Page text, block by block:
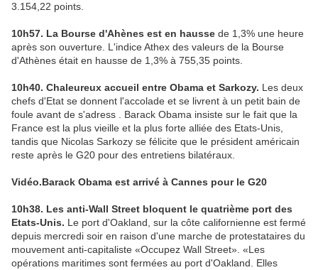
3.154,22 points.
10h57. La Bourse d'Ahènes est en hausse de 1,3% une heure
après son ouverture. L'indice Athex des valeurs de la Bourse
d'Athènes était en hausse de 1,3% à 755,35 points.
10h40. Chaleureux accueil entre Obama et Sarkozy. Les deux
chefs d'Etat se donnent l'accolade et se livrent à un petit bain de
foule avant de s'adress . Barack Obama insiste sur le fait que la
France est la plus vieille et la plus forte alliée des Etats-Unis,
tandis que Nicolas Sarkozy se félicite que le président américain
reste après le G20 pour des entretiens bilatéraux.
Vidéo.Barack Obama est arrivé à Cannes pour le G20
10h38. Les anti-Wall Street bloquent le quatrième port des
Etats-Unis. Le port d'Oakland, sur la côte californienne est fermé
depuis mercredi soir en raison d'une marche de protestataires du
mouvement anti-capitaliste «Occupez Wall Street». «Les
opérations maritimes sont fermées au port d'Oakland. Elles